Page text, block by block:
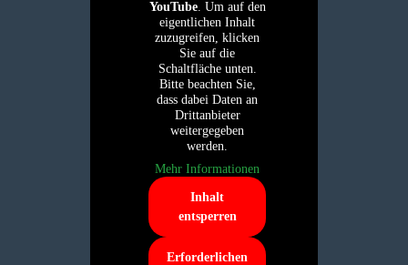
YouTube. Um auf den
eigentlichen Inhalt
zuzugreifen, klicken
Sie auf die
Schaltfläche unten.
Bitte beachten Sie,
dass dabei Daten an
Drittanbieter
weitergegeben
werden.
Mehr Informationen
Inhalt
entsperren
Erforderlichen